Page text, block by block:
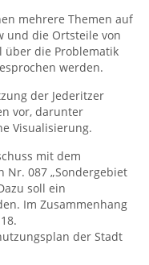
mehrere Themen auf
und die Ortsteile von
über die Problematik
werden.
der Jederitzer
vor, darunter
Visualisierung.
mit dem
Nr. 087 „Sondergebiet
soll ein
Im Zusammenhang
der Stadt